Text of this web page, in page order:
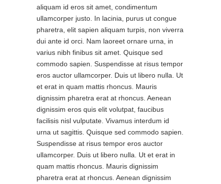
aliquam id eros sit amet, condimentum
ullamcorper justo. In lacinia, purus ut congue
pharetra, elit sapien aliquam turpis, non viverra
dui ante id orci. Nam laoreet ornare urna, in
varius nibh finibus sit amet. Quisque sed
commodo sapien. Suspendisse at risus tempor
eros auctor ullamcorper. Duis ut libero nulla. Ut
et erat in quam mattis rhoncus. Mauris
dignissim pharetra erat at rhoncus. Aenean
dignissim eros quis elit volutpat, faucibus
facilisis nisl vulputate. Vivamus interdum id
urna ut sagittis. Quisque sed commodo sapien.
Suspendisse at risus tempor eros auctor
ullamcorper. Duis ut libero nulla. Ut et erat in
quam mattis rhoncus. Mauris dignissim
pharetra erat at rhoncus. Aenean dignissim